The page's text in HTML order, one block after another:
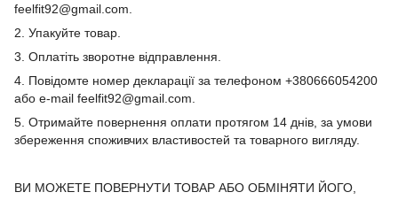
feelfit92@gmail.com.
2. Упакуйте товар.
3. Оплатіть зворотне відправлення.
4. Повідомте номер декларації за телефоном +380666054200
або e-mail feelfit92@gmail.com.
5. Отримайте повернення оплати протягом 14 днів, за умови
збереження споживчих властивостей та товарного вигляду.
ВИ МОЖЕТЕ ПОВЕРНУТИ ТОВАР АБО ОБМІНЯТИ ЙОГО,